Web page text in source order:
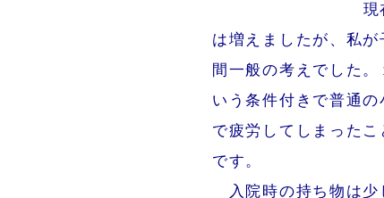
現
は増えましたが、私
間一般の考えでした
いう条件付きで普通
で疲労してしまった
です。
入院時の持ち物は少